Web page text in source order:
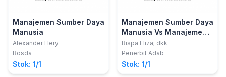
Manajemen Sumber Daya
Manusia
Alexander Hery
Rosda
Stok: 1/1
Manajemen Sumber Daya
Manusia Vs Manajemen
Pemasaran Vs
Manajemen Keuangan :
Peluang dan Tantangan
di Era Society 5.0
Rispa Eliza; dkk
Penerbit Adab
Stok: 1/1